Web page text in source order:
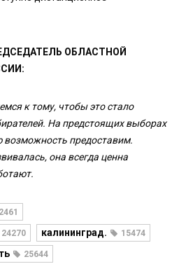
ОБЛАСТНОЙ
к тому, чтобы это стало
На предстоящих выборах
предоставим.
она всегда ценна
24270 калининград. 15474
25644